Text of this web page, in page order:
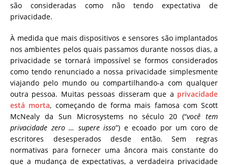
são consideradas como não tendo expectativa de
privacidade.
À medida que mais dispositivos e sensores são implantados
nos ambientes pelos quais passamos durante nossos dias, a
privacidade se tornará impossível se formos considerados
como tendo renunciado a nossa privacidade simplesmente
viajando pelo mundo ou compartilhando-a com qualquer
outra pessoa. Muitas pessoas disseram que a privacidade
está morta, começando de forma mais famosa com Scott
McNealy da Sun Microsystems no século 20 (“você tem
privacidade zero … supere isso”) e ecoado por um coro de
escritores desesperados desde então.Sem regras
normativas para fornecer uma âncora mais constante do
que a mudança de expectativas, a verdadeira privacidade